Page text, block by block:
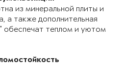
из минеральной плиты и
а также дополнительная
обеспечат теплом и уютом